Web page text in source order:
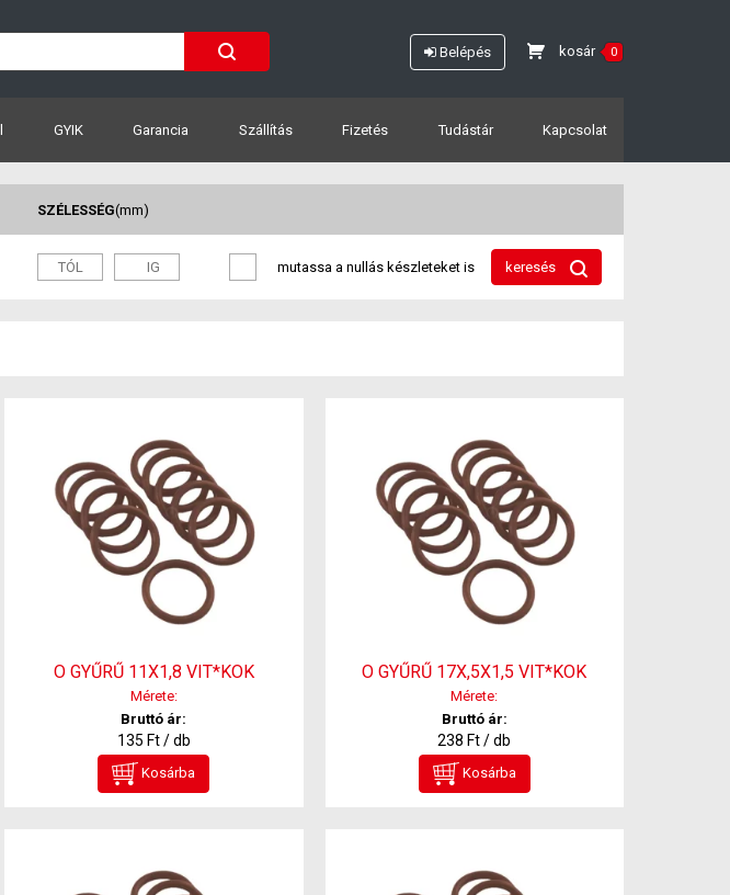
Belépés kosár 0
GYIK Garancia Szállítás Fizetés Tudástár Kapcsolat
SZÉLESSÉG(mm)
mutassa a nullás készleteket is keresés
O GYŰRŰ 11X1,8 VIT*KOK
Mérete:
Bruttó ár:
135 Ft / db
Kosárba
O GYŰRŰ 17X,5X1,5 VIT*KOK
Mérete:
Bruttó ár:
238 Ft / db
Kosárba